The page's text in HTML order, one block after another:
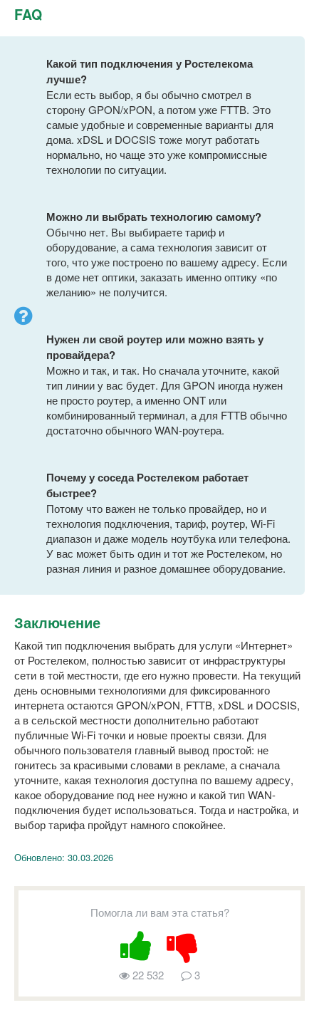
FAQ
Какой тип подключения у Ростелекома
лучше?
Если есть выбор, я бы обычно смотрел в
сторону GPON/xPON, а потом уже FTTB. Это
самые удобные и современные варианты для
дома. xDSL и DOCSIS тоже могут работать
нормально, но чаще это уже компромиссные
технологии по ситуации.
Можно ли выбрать технологию самому?
Обычно нет. Вы выбираете тариф и
оборудование, а сама технология зависит от
того, что уже построено по вашему адресу. Если
в доме нет оптики, заказать именно оптику «по
желанию» не получится.
Нужен ли свой роутер или можно взять у
провайдера?
Можно и так, и так. Но сначала уточните, какой
тип линии у вас будет. Для GPON иногда нужен
не просто роутер, а именно ONT или
комбинированный терминал, а для FTTB обычно
достаточно обычного WAN-роутера.
Почему у соседа Ростелеком работает
быстрее?
Потому что важен не только провайдер, но и
технология подключения, тариф, роутер, Wi-Fi
диапазон и даже модель ноутбука или телефона.
У вас может быть один и тот же Ростелеком, но
разная линия и разное домашнее оборудование.
Заключение
Какой тип подключения выбрать для услуги «Интернет»
от Ростелеком, полностью зависит от инфраструктуры
сети в той местности, где его нужно провести. На текущий
день основными технологиями для фиксированного
интернета остаются GPON/xPON, FTTB, xDSL и DOCSIS,
а в сельской местности дополнительно работают
публичные Wi-Fi точки и новые проекты связи. Для
обычного пользователя главный вывод простой: не
гонитесь за красивыми словами в рекламе, а сначала
уточните, какая технология доступна по вашему адресу,
какое оборудование под нее нужно и какой тип WAN-
подключения будет использоваться. Тогда и настройка, и
выбор тарифа пройдут намного спокойнее.
Обновлено: 30.03.2026
Помогла ли вам эта статья?
22 532 3